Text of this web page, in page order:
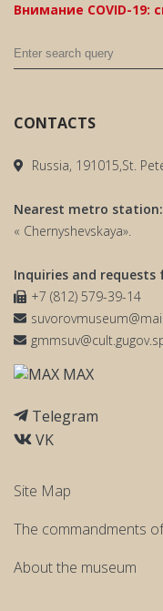
Внимание COVID-
CONTACTS
Russia, 191015,St.
Nearest metro station:
« Chernyshevskaya».
Inquiries and requests
+7 (812) 579-39-14
MAX
Telegram
VK
Site Map
The commandments
About the museum